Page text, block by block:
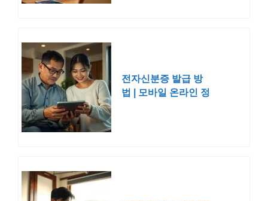
전자신분증 발급 방
법 | 모바일 온라인 정